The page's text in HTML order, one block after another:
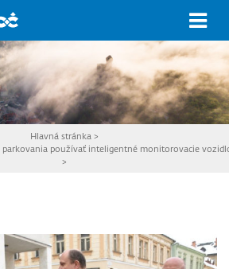
Hlavná stránka >
používať inteligentné monitorovacie
>